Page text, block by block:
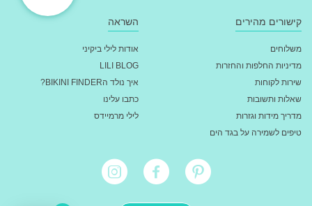
קישורים מהירים
משלוחים
מדיניות החלפות והחזרות
שירות לקוחות
שאלות ותשובות
מדריך מידות וגזרות
טיפים לשמירה על בגד הים
השראה
אודות לילי ביקיני
LILI BLOG
איך נולד הBIKINI FINDER?
כתבו עלינו
לילי מרמיידס